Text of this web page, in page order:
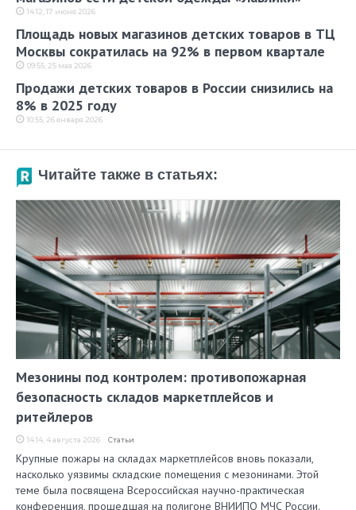
14:12, 17 июня 2026
Площадь новых магазинов детских товаров в ТЦ
Москвы сократилась на 92% в первом квартале
09:55, 25 мая 2026
Продажи детских товаров в России снизились на
8% в 2025 году
10:55, 26 января 2026
Читайте также в статьях:
Мезонины под контролем: противопожарная
безопасность складов маркетплейсов и
ритейлеров
14:14, 4 августа 2026 Статьи
Крупные пожары на складах маркетплейсов вновь показали,
насколько уязвимы складские помещения с мезонинами. Этой
теме была посвящена Всероссийская научно-практическая
конференция, прошедшая на полигоне ВНИИПО МЧС России.